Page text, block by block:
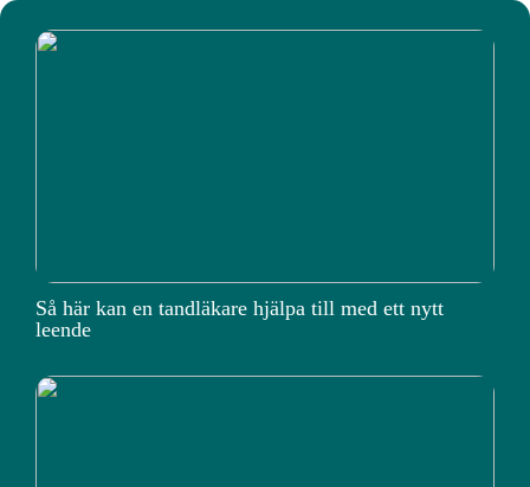
Så här kan en tandläkare hjälpa till med ett nytt
leende